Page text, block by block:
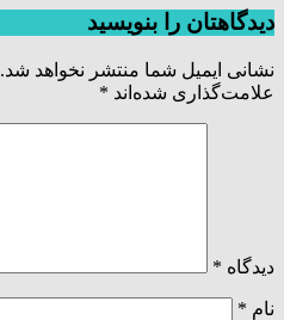
دیدگاهتان را بنویسید
نشانی ایمیل شما منتشر نخواهد شد.
علامت‌گذاری شده‌اند *
دیدگاه *
نام *